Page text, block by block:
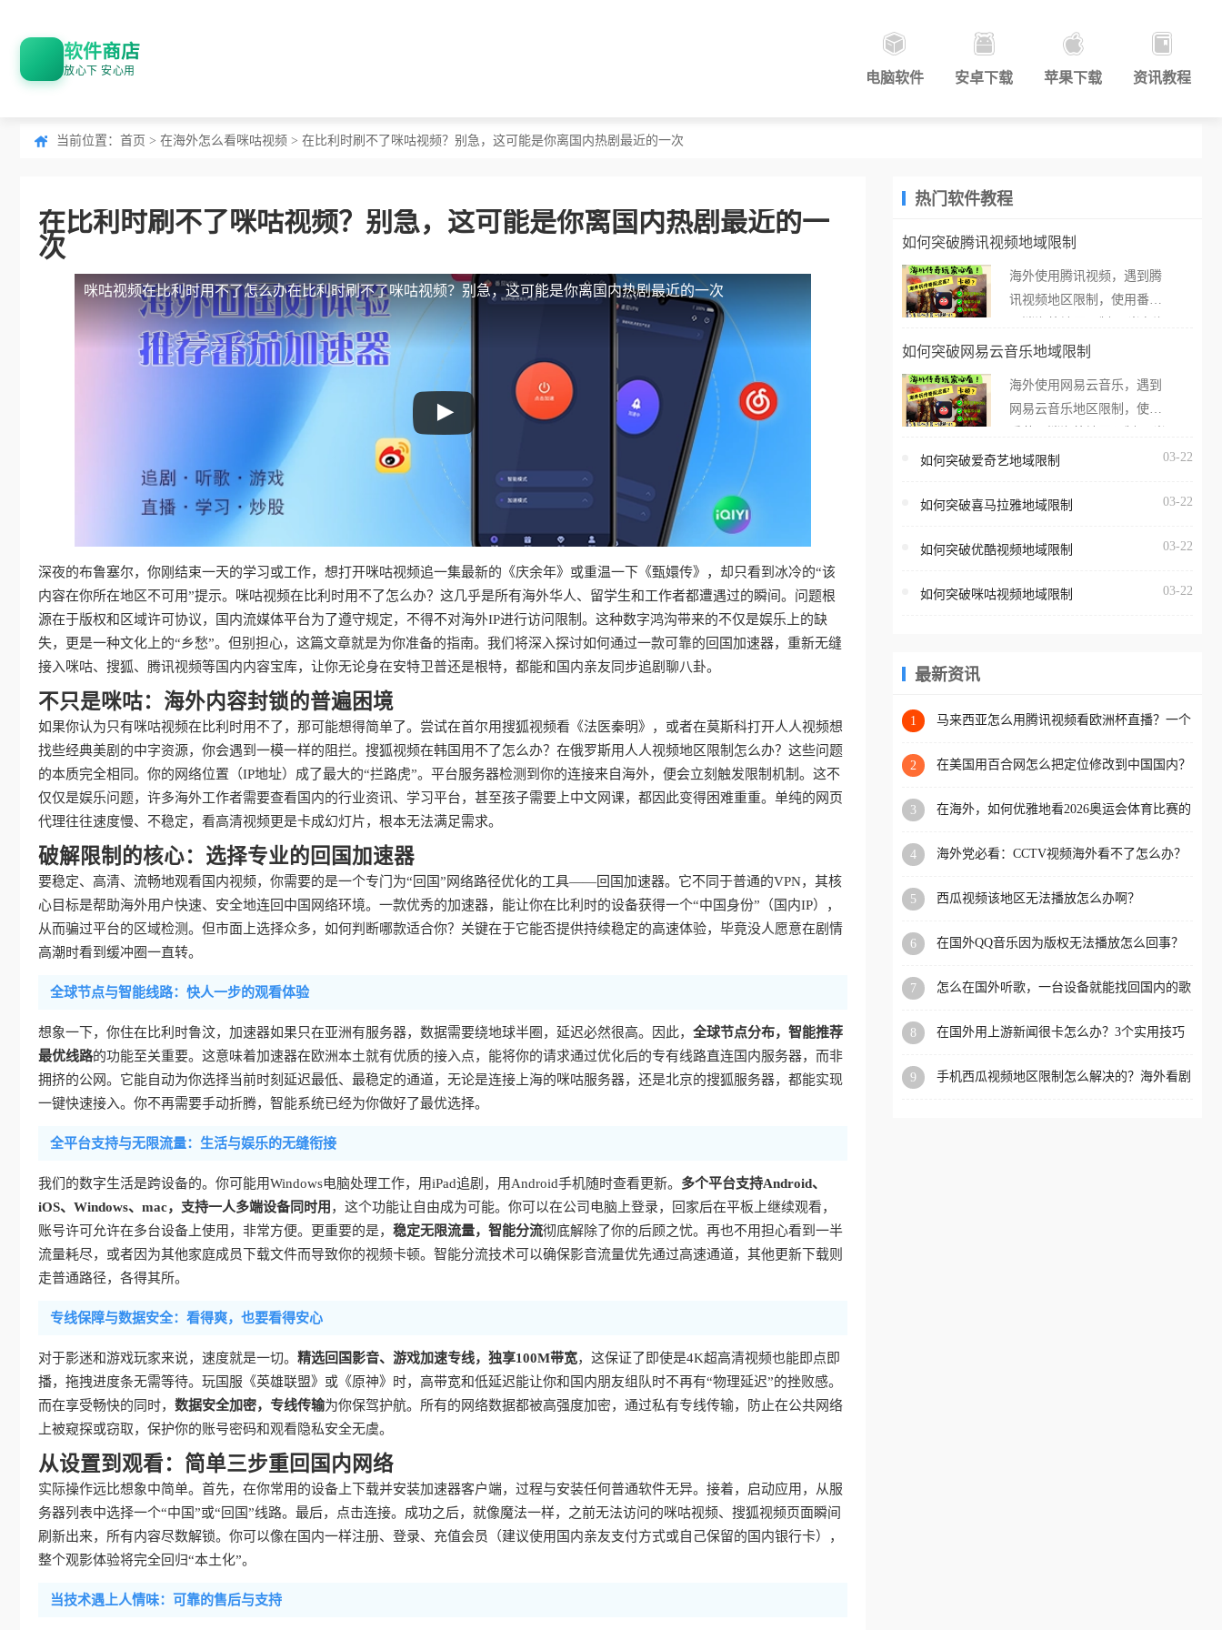
软件商店
放心下 安心用 电脑软件 安卓下载 苹果下载 资讯教程
当前位置： 首页 > 在海外怎么看咪咕视频 > 在比利时刷不了咪咕视频？别急，这可能是你离国内热剧最近的一次
在比利时刷不了咪咕视频？别急，这可能是你离国内热剧最近的一
次
咪咕视频在比利时用不了怎么办在比利时刷不了咪咕视频？别急，这可能是你离国内热剧最近的一次
深夜的布鲁塞尔，你刚结束一天的学习或工作，想打开咪咕视频追一集最新的《庆余年》或重温一下《甄嬛传》，却只看到冰冷的“该
内容在你所在地区不可用”提示。咪咕视频在比利时用不了怎么办？这几乎是所有海外华人、留学生和工作者都遭遇过的瞬间。问题根
源在于版权和区域许可协议，国内流媒体平台为了遵守规定，不得不对海外IP进行访问限制。这种数字鸿沟带来的不仅是娱乐上的缺
失，更是一种文化上的“乡愁”。但别担心，这篇文章就是为你准备的指南。我们将深入探讨如何通过一款可靠的回国加速器，重新无缝
接入咪咕、搜狐、腾讯视频等国内内容宝库，让你无论身在安特卫普还是根特，都能和国内亲友同步追剧聊八卦。
不只是咪咕：海外内容封锁的普遍困境
如果你认为只有咪咕视频在比利时用不了，那可能想得简单了。尝试在首尔用搜狐视频看《法医秦明》，或者在莫斯科打开人人视频想
找些经典美剧的中字资源，你会遇到一模一样的阻拦。搜狐视频在韩国用不了怎么办？在俄罗斯用人人视频地区限制怎么办？这些问题
的本质完全相同。你的网络位置（IP地址）成了最大的“拦路虎”。平台服务器检测到你的连接来自海外，便会立刻触发限制机制。这不
仅仅是娱乐问题，许多海外工作者需要查看国内的行业资讯、学习平台，甚至孩子需要上中文网课，都因此变得困难重重。单纯的网页
代理往往速度慢、不稳定，看高清视频更是卡成幻灯片，根本无法满足需求。
破解限制的核心：选择专业的回国加速器
要稳定、高清、流畅地观看国内视频，你需要的是一个专门为“回国”网络路径优化的工具——回国加速器。它不同于普通的VPN，其核
心目标是帮助海外用户快速、安全地连回中国网络环境。一款优秀的加速器，能让你在比利时的设备获得一个“中国身份”（国内IP），
从而骗过平台的区域检测。但市面上选择众多，如何判断哪款适合你？关键在于它能否提供持续稳定的高速体验，毕竟没人愿意在剧情
高潮时看到缓冲圈一直转。
全球节点与智能线路：快人一步的观看体验
想象一下，你住在比利时鲁汶，加速器如果只在亚洲有服务器，数据需要绕地球半圈，延迟必然很高。因此， 全球节点分布，智能推荐
最优线路的功能至关重要。这意味着加速器在欧洲本土就有优质的接入点，能将你的请求通过优化后的专有线路直连国内服务器，而非
拥挤的公网。它能自动为你选择当前时刻延迟最低、最稳定的通道，无论是连接上海的咪咕服务器，还是北京的搜狐服务器，都能实现
一键快速接入。你不再需要手动折腾，智能系统已经为你做好了最优选择。
全平台支持与无限流量：生活与娱乐的无缝衔接
我们的数字生活是跨设备的。你可能用Windows电脑处理工作，用iPad追剧，用Android手机随时查看更新。 多个平台支持Android、
iOS、Windows、mac，支持一人多端设备同时用 ，这个功能让自由成为可能。你可以在公司电脑上登录，回家后在平板上继续观看，
账号许可允许在多台设备上使用，非常方便。更重要的是， 稳定无限流量，智能分流彻底解除了你的后顾之忧。再也不用担心看到一半
流量耗尽，或者因为其他家庭成员下载文件而导致你的视频卡顿。智能分流技术可以确保影音流量优先通过高速通道，其他更新下载则
走普通路径，各得其所。
专线保障与数据安全：看得爽，也要看得安心
对于影迷和游戏玩家来说，速度就是一切。 精选回国影音、游戏加速专线，独享100M带宽，这保证了即使是4K超高清视频也能即点即
播，拖拽进度条无需等待。玩国服《英雄联盟》或《原神》时，高带宽和低延迟能让你和国内朋友组队时不再有“物理延迟”的挫败感。
而在享受畅快的同时， 数据安全加密，专线传输为你保驾护航。所有的网络数据都被高强度加密，通过私有专线传输，防止在公共网络
上被窥探或窃取，保护你的账号密码和观看隐私安全无虞。
从设置到观看：简单三步重回国内网络
实际操作远比想象中简单。首先，在你常用的设备上下载并安装加速器客户端，过程与安装任何普通软件无异。接着，启动应用，从服
务器列表中选择一个“中国”或“回国”线路。最后，点击连接。成功之后，就像魔法一样，之前无法访问的咪咕视频、搜狐视频页面瞬间
刷新出来，所有内容尽数解锁。你可以像在国内一样注册、登录、充值会员（建议使用国内亲友支付方式或自己保留的国内银行卡），
整个观影体验将完全回归“本土化”。
当技术遇上人情味：可靠的售后与支持
热门软件教程
如何突破腾讯视频地域限制
海外使用腾讯视频，遇到腾
讯视频地区限制，使用番茄
外打开腾讯视频，却突然弹
地区无法播放”的提示语。
海外用户如香港、澳门、台
亚、欧洲等国家和地区时，
台一样，出现地区及版权限
地区播放。 遇到这个问题的
区工作、留学、定居等，都
权限制所困扰。
如何突破网易云音乐地域限制
海外使用网易云音乐，遇到
网易云音乐地区限制，使用
在海外打开网易云音乐，却
所在的地区无法播放”的提示
门、台湾、美国、加拿大、
区时，网易云音乐也会像其
回国加速器，即可解决「海
版权限制」的问题，无论人
国、加拿大、澳大利亚、欧
学、定居等，都可以使用，
扰。
如何突破爱奇艺地域限制 03-22
如何突破喜马拉雅地域限制 03-22
如何突破优酷视频地域限制 03-22
如何突破咪咕视频地域限制 03-22
最新资讯
1
马来西亚怎么用腾讯视频看欧洲杯直播？一个
2
在美国用百合网怎么把定位修改到中国国内？
3
在海外，如何优雅地看2026奥运会体育比赛的
4
海外党必看：CCTV视频海外看不了怎么办？
5 西瓜视频该地区无法播放怎么办啊？
6
在国外QQ音乐因为版权无法播放怎么回事？
7
怎么在国外听歌，一台设备就能找回国内的歌
8
在国外用上游新闻很卡怎么办？3个实用技巧
9
手机西瓜视频地区限制怎么解决的？海外看剧